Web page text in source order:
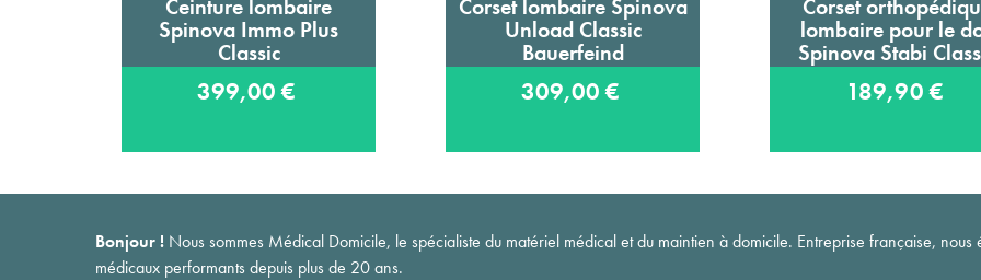
Ajouter au panier
Ceinture lombaire
Spinova Immo Plus
Classic
399,00 €
Ajouter au panier
Corset lombaire Spinova
Unload Classic
Bauerfeind
309,00 €
Ajouter au panier
Corset
lombaire pour le
Spinova Stabi
Bauerfeind
189,90 €
Bonjour ! Nous sommes Médical Domicile, le spécialiste du matériel médical et du maintien à domicile. Entreprise française,
médicaux performants depuis plus de 20 ans.